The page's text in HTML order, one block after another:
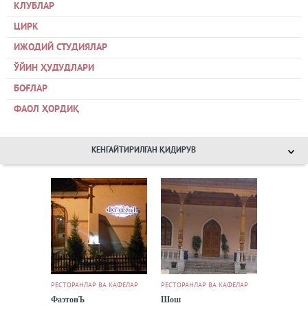
КЛУБЛАР
ЦИРК
ИЖОДИЙ СТУДИЯЛАР
ЎЙИН ҲУДУДЛАРИ
БОҒЛАР
ФАОЛ ҲОРДИҚ
КЕНГАЙТИРИЛГАН ҚИДИРУВ
РЕСТОРАНЛАР ВА КАФЕЛАР
ФаэтонЪ
РЕСТОРАНЛАР ВА КАФЕЛАР
Шош